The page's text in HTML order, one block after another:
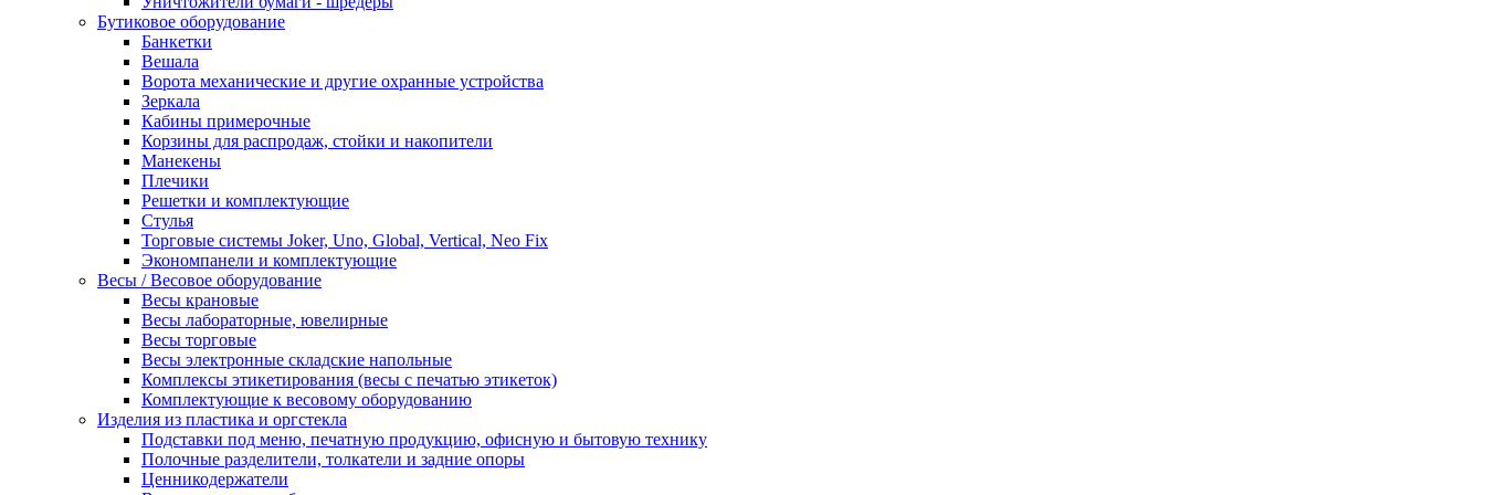
Бутиковое оборудование
Банкетки
Вешала
Ворота механические и другие охранные устройства
Зеркала
Кабины примерочные
Корзины для распродаж, стойки и накопители
Манекены
Плечики
Решетки и комплектующие
Стулья
Торговые системы Joker, Uno, Global, Vertical, Neo Fix
Экономпанели и комплектующие
Весы / Весовое оборудование
Весы крановые
Весы лабораторные, ювелирные
Весы торговые
Весы электронные складские напольные
Комплексы этикетирования (весы с печатью этикеток)
Комплектующие к весовому оборудованию
Изделия из пластика и оргстекла
Подставки под меню, печатную продукцию, офисную и бытовую технику
Полочные разделители, толкатели и задние опоры
Ценникодержатели